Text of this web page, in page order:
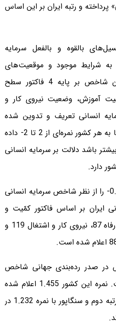
و رتبه ایران بر این اساس
بالقوه و بالفعل سرمایه
به شرایط موجود و موقعیت‌های
محیطی را نشان می‌دهد. این شاخص بر پایه 4 فاکتور سطح
آموزش، وضعیت نیروی کار و
انسانی تعریف و تدوین شده
است و با توجه به این فاکتورها به هر کشور نمره‌ای از 2 تا 2- داده
باشد دلالت بر سرمایه انسانی
دارد.
مجمع جهانی اقتصاد نمره 0.487- را از نظر شاخص سرمایه انسانی
ایران بر اساس فاکتور کمّیت و
کیفیت آموزش 68، بهداشت و رفاه 87، نیروی کار و اشتغال 119 و
در صدر رده‌بندی جهانی شاخص
سرمایه انسانی قرار گرفته است. نمره این کشور 1.455 اعلام شده
است. فنلاند با نمره 1.406 در رتبه دوم و سنگاپور با نمره 1.232 در